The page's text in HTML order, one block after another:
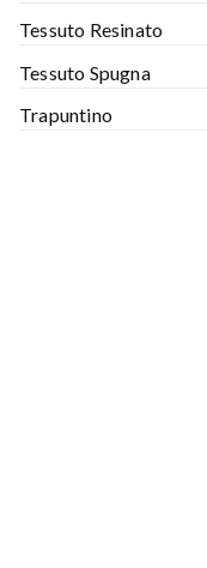
Tessuto Resinato
Tessuto Spugna
Trapuntino